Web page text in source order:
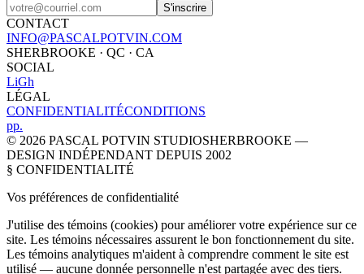
S'inscrire
CONTACT
INFO@PASCALPOTVIN.COM
SHERBROOKE · QC · CA
SOCIAL
LiGh
LÉGAL
CONFIDENTIALITÉCONDITIONS
pp.
© 2026 PASCAL POTVIN STUDIOSHERBROOKE —
DESIGN INDÉPENDANT DEPUIS 2002
§ CONFIDENTIALITÉ
Vos préférences de confidentialité
J'utilise des témoins (cookies) pour améliorer votre expérience sur ce
site. Les témoins nécessaires assurent le bon fonctionnement du site.
Les témoins analytiques m'aident à comprendre comment le site est
utilisé — aucune donnée personnelle n'est partagée avec des tiers.